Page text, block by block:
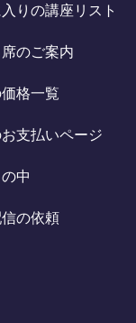
りの講座リスト
のご案内
格一覧
支払いページ
中
の依頼